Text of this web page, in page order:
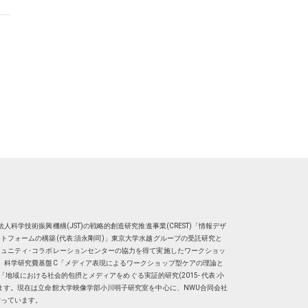
人科学技術振興機構(JST)の戦略的創造研究推進事業(CREST)「情報デザ
フォームの構築(代表:須永剛司)」東京大学水越グループの受託研究と
ニティ･コラボレーションセンターの協力を得て実施したワークショッ
科学研究費基盤C「メディア表現によるワークショップ型ケアの理論と
地域における社会的包摂とメディアをめぐる実証的研究(2015- 代表:小
す。現在は立命館大学映像学部小川明子研究室を中心に、
NWU合同会社
ています。